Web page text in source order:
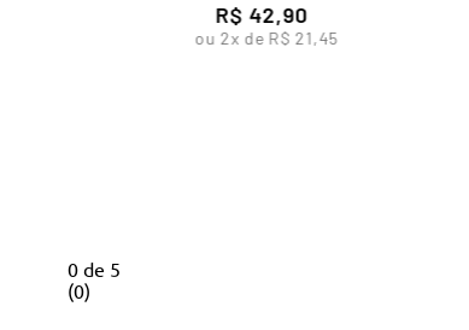
R$ 42,90
ou 2x de R$ 21,45
0 de 5
(0)